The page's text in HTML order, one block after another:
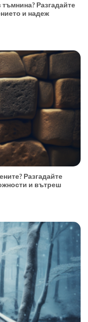
Разгадайте
и надеж
Разгадайте
и вътреш